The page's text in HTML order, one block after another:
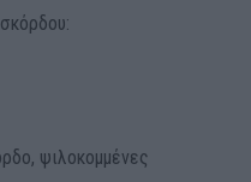
ψιλοκομμένες